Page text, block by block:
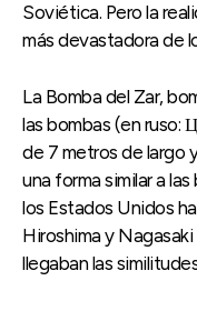
Soviética. Pero la
más devastadora de
La Bomba del Zar,
las bombas (en ruso:
de 7 metros de largo
una forma similar a las
los Estados Unidos
Hiroshima y
llegaban las